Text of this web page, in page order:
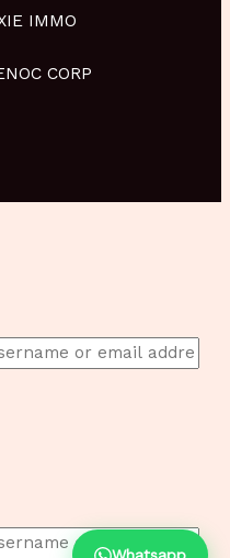
IMMO
CORP